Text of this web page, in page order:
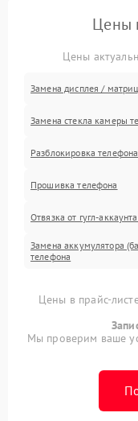
Цены
Цены
Замена дисплея /
Замена стекла камеры
Разблокировка телефона
Прошивка телефона
Отвязка от гугл-
Замена аккумулятора
телефона
Цены в прайс-
Мы проверим ваше